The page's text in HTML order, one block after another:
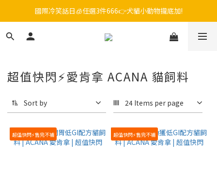
毛孩FUN暑假，飼料最低45折起😻只到9/21
國際冷笑話日🧊任選3件666👉犬貓小動物攏底加!
😎吉老闆 即期飼料出清中💥只要599起
超值快閃⚡愛肯拿 ACANA 貓飼料
Sort by 24 Items per page
超值快閃⚡售完不補 超值快閃⚡售完不補